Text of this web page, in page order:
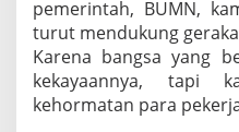
pemerintah, BUMN,
turut mendukung
Karena bangsa yang
kekayaannya, tapi
kehormatan para